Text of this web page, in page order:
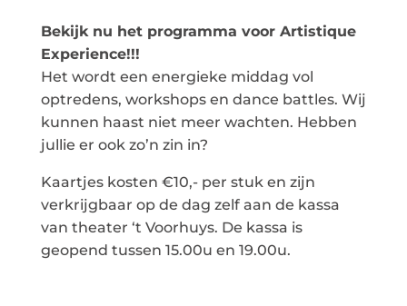
Bekijk nu het programma voor Artistique
Experience!!!
Het wordt een energieke middag vol
optredens, workshops en dance battles. Wij
kunnen haast niet meer wachten. Hebben
jullie er ook zo’n zin in?
Kaartjes kosten €10,- per stuk en zijn
verkrijgbaar op de dag zelf aan de kassa
van theater ‘t Voorhuys. De kassa is
geopend tussen 15.00u en 19.00u.